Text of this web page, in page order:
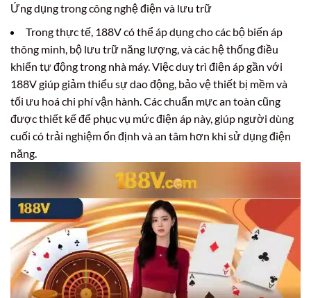
Ứng dụng trong công nghệ điện và lưu trữ
Trong thực tế, 188V có thể áp dụng cho các bộ biến áp
thông minh, bộ lưu trữ năng lượng, và các hệ thống điều
khiển tự động trong nhà máy. Việc duy trì điện áp gần với
188V giúp giảm thiểu sự dao động, bảo vệ thiết bị mềm và
tối ưu hoá chi phí vận hành. Các chuẩn mực an toàn cũng
được thiết kế để phục vụ mức điện áp này, giúp người dùng
cuối có trải nghiệm ổn định và an tâm hơn khi sử dụng điện
năng.